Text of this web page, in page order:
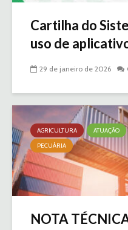
Cartilha do
uso de
29 de janeiro de 2026
AGRICULTURA ATUAÇÃO
PECUÁRIA
NOTA